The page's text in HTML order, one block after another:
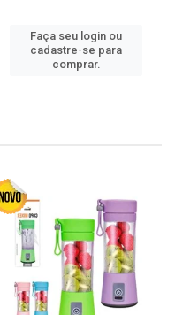
Faça seu login ou
cadastre-se para
comprar.